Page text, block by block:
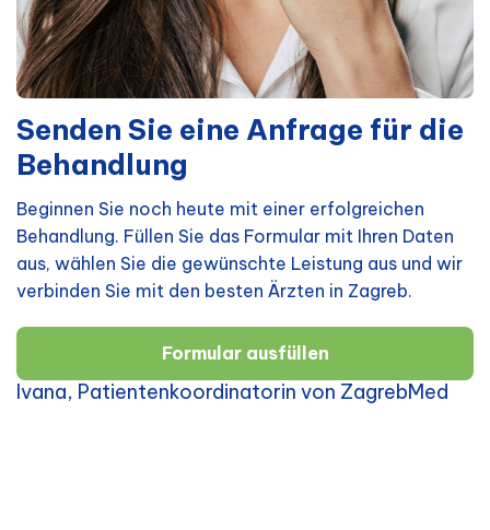
Senden Sie eine Anfrage für die
Behandlung
Beginnen Sie noch heute mit einer erfolgreichen
Behandlung. Füllen Sie das Formular mit Ihren Daten
aus, wählen Sie die gewünschte Leistung aus und wir
verbinden Sie mit den besten Ärzten in Zagreb.
Formular ausfüllen
Ivana, Patientenkoordinatorin von ZagrebMed